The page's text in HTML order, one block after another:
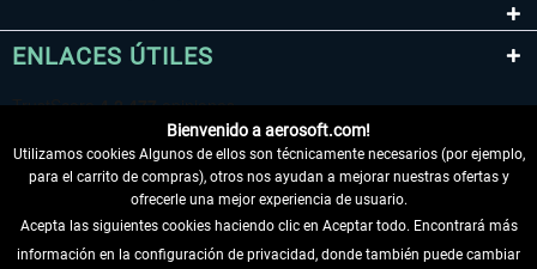
ENLACES ÚTILES
Bienvenido a aerosoft.com!
Utilizamos cookies Algunos de ellos son técnicamente necesarios (por ejemplo,
para el carrito de compras), otros nos ayudan a mejorar nuestras ofertas y
ofrecerle una mejor experiencia de usuario.
Acepta las siguientes cookies haciendo clic en Aceptar todo. Encontrará más
información en la configuración de privacidad, donde también puede cambiar